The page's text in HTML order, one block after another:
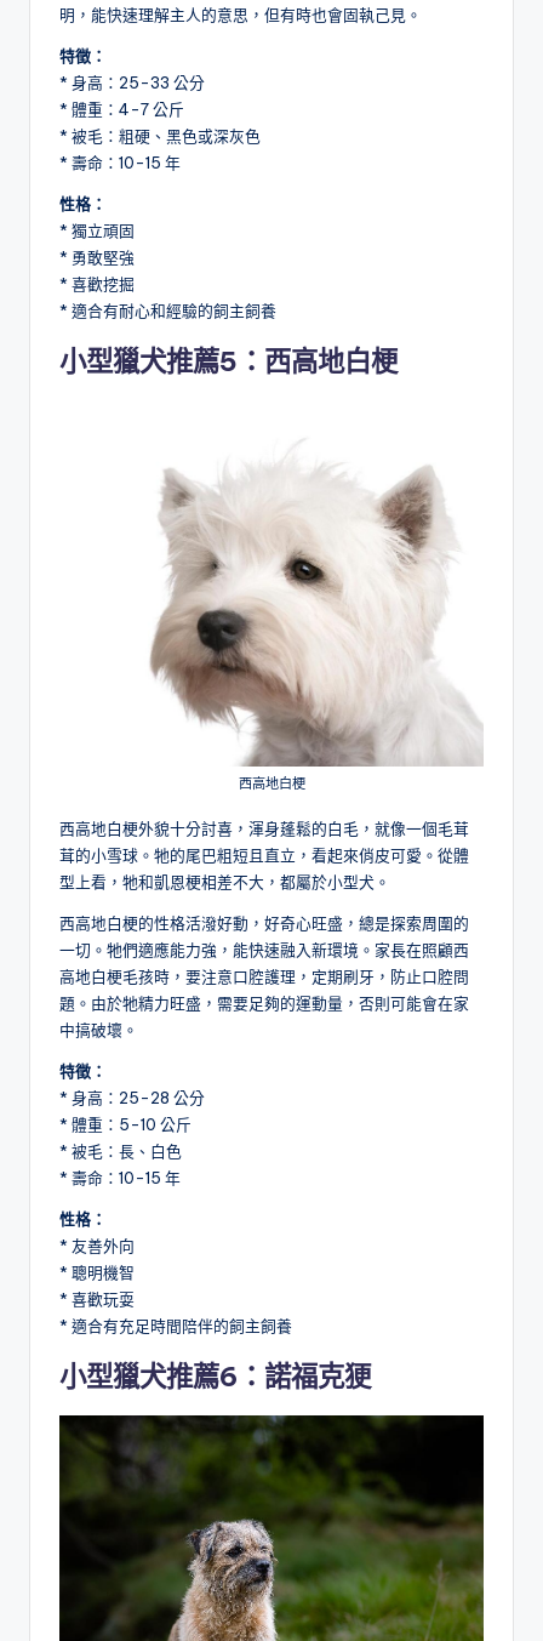
明，能快速理解主人的意思，但有時也會固執己見。
特徵：
* 身高：25-33 公分
* 體重：4-7 公斤
* 被毛：粗硬、黑色或深灰色
* 壽命：10-15 年
性格：
* 獨立頑固
* 勇敢堅強
* 喜歡挖掘
* 適合有耐心和經驗的飼主飼養
小型獵犬推薦5：西高地白梗
西高地白梗
西高地白梗外貌十分討喜，渾身蓬鬆的白毛，就像一個毛茸
茸的小雪球。牠的尾巴粗短且直立，看起來俏皮可愛。從體
型上看，牠和凱恩梗相差不大，都屬於小型犬。
西高地白梗的性格活潑好動，好奇心旺盛，總是探索周圍的
一切。牠們適應能力強，能快速融入新環境。家長在照顧西
高地白梗毛孩時，要注意口腔護理，定期刷牙，防止口腔問
題。由於牠精力旺盛，需要足夠的運動量，否則可能會在家
中搞破壞。
特徵：
* 身高：25-28 公分
* 體重：5-10 公斤
* 被毛：長、白色
* 壽命：10-15 年
性格：
* 友善外向
* 聰明機智
* 喜歡玩耍
* 適合有充足時間陪伴的飼主飼養
小型獵犬推薦6：諾福克㹴